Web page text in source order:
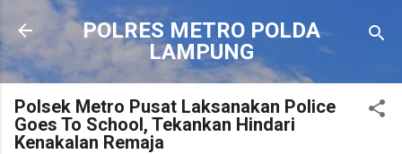
Langsung ke konten utama
POLRES METRO POLDA
LAMPUNG
Polsek Metro Pusat Laksanakan Police
Goes To School, Tekankan Hindari
Kenakalan Remaja